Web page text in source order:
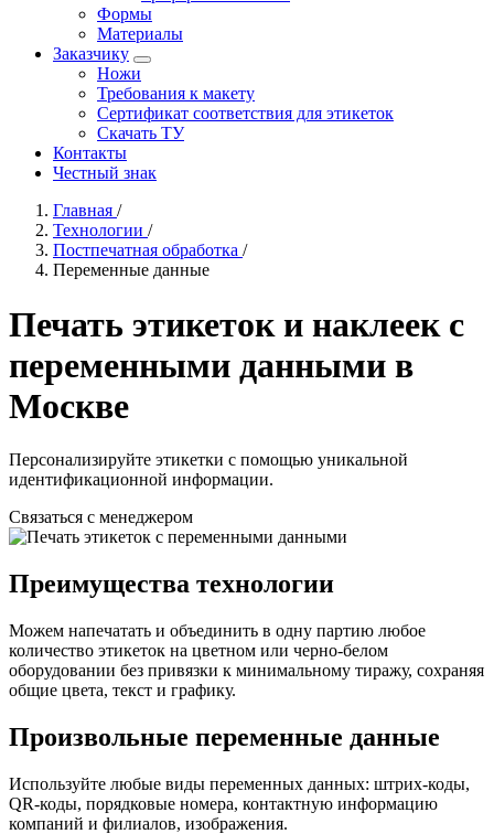
Формы
Материалы
Заказчику
Ножи
Требования к макету
Сертификат соответствия для этикеток
Скачать ТУ
Контакты
Честный знак
Главная /
Технологии /
Постпечатная обработка /
Переменные данные
Печать этикеток и наклеек с
переменными данными в
Москве
Персонализируйте этикетки с помощью уникальной
идентификационной информации.
Связаться с менеджером
Преимущества технологии
Можем напечатать и объединить в одну партию любое
количество этикеток на цветном или черно-белом
оборудовании без привязки к минимальному тиражу, сохраняя
общие цвета, текст и графику.
Произвольные переменные данные
Используйте любые виды переменных данных: штрих-коды,
QR-коды, порядковые номера, контактную информацию
компаний и филиалов, изображения.